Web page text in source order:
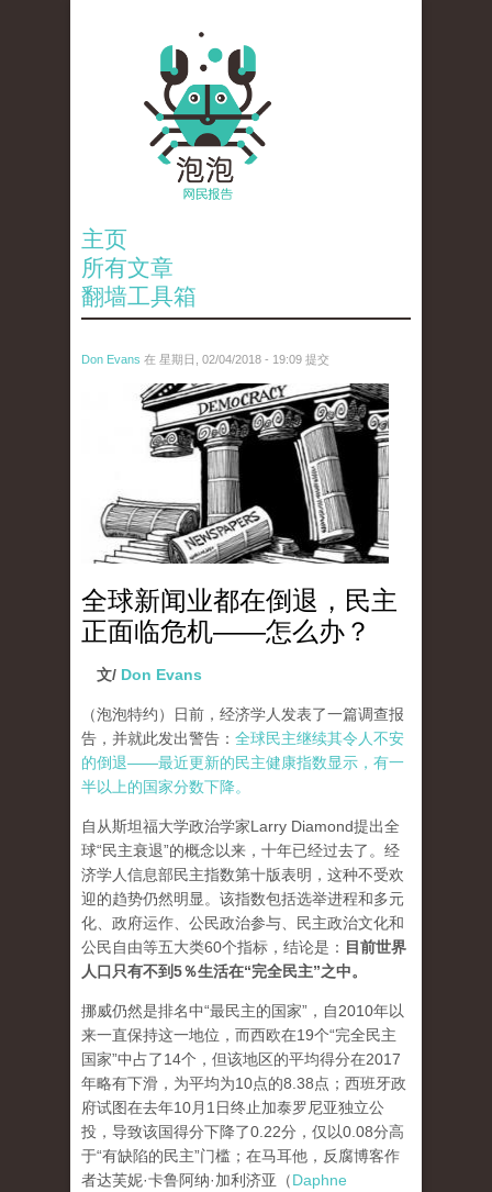
主页
所有文章
翻墙工具箱
Don Evans 在 星期日, 02/04/2018 - 19:09 提交
wechatimg1287.jpeg
全球新闻业都在倒退，民主
正面临危机——怎么办？
文/ Don Evans
（泡泡特约）
日前，经济学人发表了一篇调查报
告，并就此发出警告： 全球民主继续其令人不安
的倒退——最近更新的民主健康指数显示，有一
半以上的国家分数下降。
自从斯坦福大学政治学家Larry Diamond提出全
球“民主衰退”的概念以来，十年已经过去了。经
济学人信息部民主指数第十版表明，这种不受欢
迎的趋势仍然明显。该指数包括选举进程和多元
化、政府运作、公民政治参与、民主政治文化和
公民自由等五大类60个指标，结论是： 目前世界
人口只有不到5％生活在“完全民主”之中。
挪威仍然是排名中“最民主的国家”，自2010年以
来一直保持这一地位，而西欧在19个“完全民主
国家”中占了14个，但该地区的平均得分在2017
年略有下滑，为平均为10点的8.38点；西班牙政
府试图在去年10月1日终止加泰罗尼亚独立公
投，导致该国得分下降了0.22分，仅以0.08分高
于“有缺陷的民主”门槛；在马耳他，反腐博客作
者达芙妮·卡鲁阿纳·加利济亚（Daphne